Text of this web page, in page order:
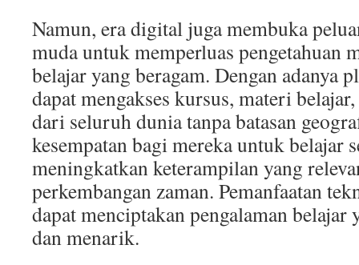
Namun, era digital juga membuka
muda untuk memperluas pengetahuan
belajar yang beragam. Dengan adanya
dapat mengakses kursus, materi
dari seluruh dunia tanpa batasan
kesempatan bagi mereka untuk belajar
meningkatkan keterampilan yang
perkembangan zaman. Pemanfaatan
dapat menciptakan pengalaman
dan menarik.